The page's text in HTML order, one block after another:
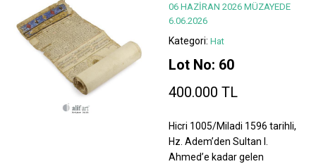
06 HAZİRAN 2026 MÜZAYEDE
6.06.2026
Kategori: Hat
Lot No: 60
400.000 TL
Hicri 1005/Miladi 1596 tarihli,
Hz. Adem’den Sultan I.
Ahmed’e kadar gelen